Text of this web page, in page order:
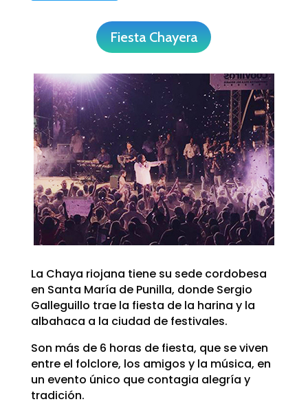
Fiesta Chayera
La Chaya riojana tiene su sedecordobesa
en Santa María de Punilla, donde Sergio
Galleguillo trae la fiesta de la harina y la
albahaca a la ciudad de festivales.
Son más de 6 horas de fiesta, que se viven
entre el folclore, los amigos y la música, en
un evento único que contagia alegría y
tradición.